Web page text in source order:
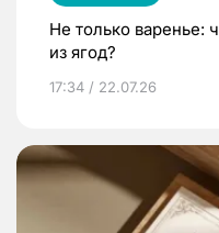
Не только варенье:
из ягод?
17:34 / 22.07.26